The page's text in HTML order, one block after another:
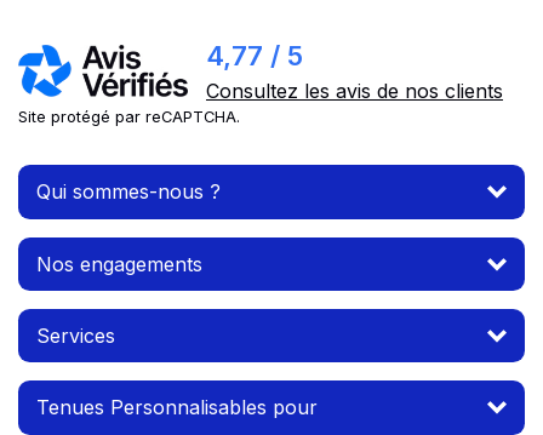
4,77 / 5
Consultez les avis de nos clients
Site protégé par reCAPTCHA.
Qui sommes-nous ?
Nos engagements
Services
Tenues Personnalisables pour